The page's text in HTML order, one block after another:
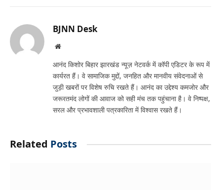
BJNN Desk
Website
आनंद किशोर बिहार झारखंड न्यूज़ नेटवर्क में कॉपी एडिटर के रूप में
कार्यरत हैं। वे सामाजिक मुद्दों, जनहित और मानवीय संवेदनाओं से
जुड़ी खबरों पर विशेष रुचि रखते हैं। आनंद का उद्देश्य कमजोर और
जरूरतमंद लोगों की आवाज को सही मंच तक पहुंचाना है। वे निष्पक्ष,
सरल और प्रभावशाली पत्रकारिता में विश्वास रखते हैं।
Related Posts